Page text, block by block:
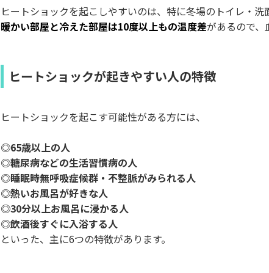
ヒートショックを起こしやすいのは、特に冬場のトイレ・洗
暖かい部屋と冷えた部屋は10度以上もの温度差があるので、
ヒートショックが起きやすい人の特徴
ヒートショックを起こす可能性がある方には、
◎65歳以上の人
◎糖尿病などの生活習慣病の人
◎睡眠時無呼吸症候群・不整脈がみられる人
◎熱いお風呂が好きな人
◎30分以上お風呂に浸かる人
◎飲酒後すぐに入浴する人
といった、主に6つの特徴があります。